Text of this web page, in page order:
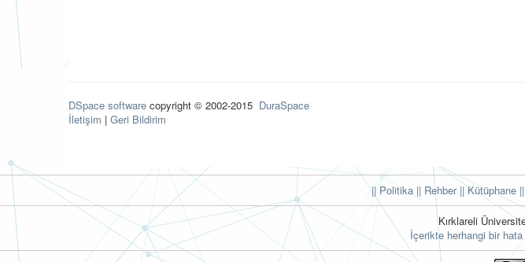
DSpace software copyright © 2002-2015 DuraSpace
İletişim | Geri Bildirim
|| Politika || Rehber|| Kütüphane
Kırklareli
İçerikte herhangi bir